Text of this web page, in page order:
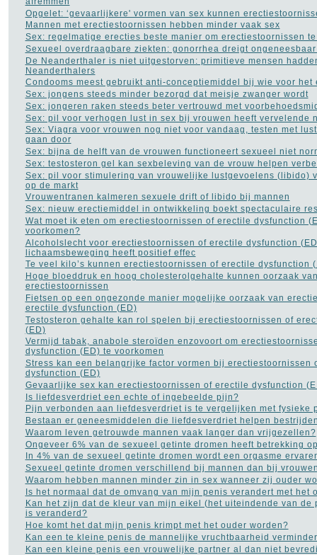
NAVIGATIE
Contact
Populaire inhoud
Links naar medische sites
Opgelet: ‘gevaarlijkere' vormen van sex kunnen
Mannen met erectiestoornissen hebben minder vaak sex
Sex: regelmatige erecties beste manier om erectiestoornissen
Sexueel overdraagbare ziekten: gonorrhea dreigt
De Neanderthaler is niet uitgestorven: primitieve mensen
Neanderthalers
Condooms meest gebruikt anti-conceptiemiddel bij wie voor het
Sex: jongens steeds minder bezorgd dat meisje zwanger wordt
Sex: jongeren raken steeds beter vertrouwd met
Sex: pil voor verhogen lust in sex bij vrouwen heeft vervelende
Sex: Viagra voor vrouwen nog niet voor vandaag, testen met
gaan door
Sex: bijna de helft van de vrouwen functioneert sexueel niet
Sex: testosteron gel kan sexbeleving van de vrouw helpen
Sex: pil voor stimulering van vrouwelijke lustgevoelens (libido)
op de markt
Vrouwentranen kalmeren sexuele drift of libido bij mannen
Sex: nieuw erectiemiddel in ontwikkeling boekt spectaculaire
Wat moet ik eten om erectiestoornissen of erectile dysfunction
voorkomen?
Alcoholslecht voor erectiestoornissen of erectile dysfunction
lichaamsbeweging heeft positief effec
Te veel kilo’s kunnen erectiestoornissen of erectile dysfunction
Hoge bloeddruk en hoog cholesterolgehalte kunnen oorzaak
erectiestoornissen
Fietsen op een ongezonde manier mogelijke oorzaak van
erectile dysfunction (ED)
Testosteron gehalte kan rol spelen bij erectiestoornissen of
(ED)
Vermijd tabak, anabole steroïden enzovoort om
dysfunction (ED) te voorkomen
Stress kan een belangrijke factor vormen bij erectiestoornissen
dysfunction (ED)
Gevaarlijke sex kan erectiestoornissen of erectile dysfunction
Is liefdesverdriet een echte of ingebeelde pijn?
Pijn verbonden aan liefdesverdriet is te vergelijken met fysieke
Bestaan er geneesmiddelen die liefdesverdriet helpen
Waarom leven getrouwde mannen vaak langer dan vrijgezellen?
Ongeveer 6% van de sexueel getinte dromen heeft betrekking
In 4% van de sexueel getinte dromen wordt een orgasme
Sexueel getinte dromen verschillend bij mannen dan bij
Waarom hebben mannen minder zin in sex wanneer zij ouder
Is het normaal dat de omvang van mijn penis verandert met het
Kan het zijn dat de kleur van mijn eikel (het uiteindende van de
is veranderd?
Hoe komt het dat mijn penis krimpt met het ouder worden?
Kan een te kleine penis de mannelijke vruchtbaarheid
Kan een kleine penis een vrouwelijke partner al dan niet